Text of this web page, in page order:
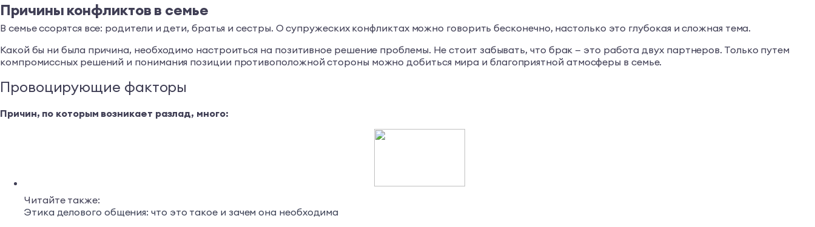
Причины конфликтов в семье
В семье ссорятся все: родители и дети, братья и сестры. О супружеских конфликтах можно говорить бесконечно, настолько это глубокая и сложная тема.
Какой бы ни была причина, необходимо настроиться на позитивное решение проблемы. Не стоит забывать, что брак — это работа двух партнеров. Только путем
компромиссных решений и понимания позиции противоположной стороны можно добиться мира и благоприятной атмосферы в семье.
Провоцирующие факторы
Причин, по которым возникает разлад, много:
Читайте также:
Этика делового общения: что это такое и зачем она необходима